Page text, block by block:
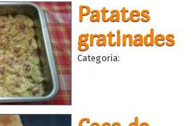
Patates
gratinades
Categoria: